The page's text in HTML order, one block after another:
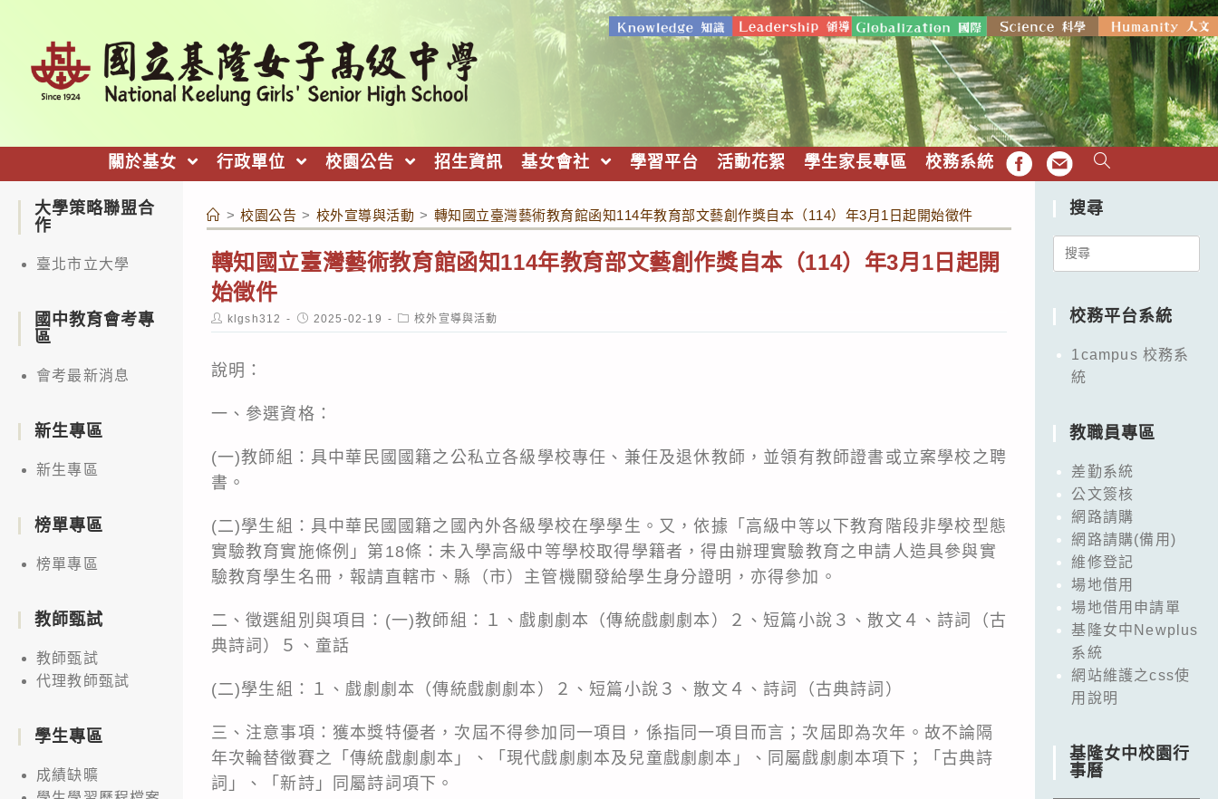
關於基女 行政單位 校園公告 招生資訊 基女會社 學習平台 活動花絮 學生家長專區 校務系統 FB EMAIL
> 校園公告 > 校外宣導與活動 > 轉知國立臺灣藝術教育館函知114年教育部文藝創作獎自本（114）年3月1日起開始徵件
轉知國立臺灣藝術教育館函知114年教育部文藝創作獎自本（114）年3月1日起開
始徵件
Post
author:
klgsh312
Post
published:
2025-02-19
Post
category:
校外宣導與活動
說明：
一、參選資格：
(一)教師組：具中華民國國籍之公私立各級學校專任、兼任及退休教師，並領有教師證書或立案學校之聘
書。
(二)學生組：具中華民國國籍之國內外各級學校在學學生。又，依據「高級中等以下教育階段非學校型態
實驗教育實施條例」第18條：未入學高級中等學校取得學籍者，得由辦理實驗教育之申請人造具參與實
驗教育學生名冊，報請直轄市、縣（市）主管機關發給學生身分證明，亦得參加。
二、徵選組別與項目：(一)教師組：１、戲劇劇本（傳統戲劇劇本）２、短篇小說３、散文４、詩詞（古
典詩詞）５、童話
(二)學生組：１、戲劇劇本（傳統戲劇劇本）２、短篇小說３、散文４、詩詞（古典詩詞）
三、注意事項：獲本獎特優者，次屆不得參加同一項目，係指同一項目而言；次屆即為次年。故不論隔
年次輪替徵賽之「傳統戲劇劇本」、「現代戲劇劇本及兒童戲劇劇本」、同屬戲劇劇本項下；「古典詩
詞」、「新詩」同屬詩詞項下。
大學策略聯盟合
作
臺北市立大學
國中教育會考專
區
會考最新消息
新生專區
新生專區
榜單專區
榜單專區
教師甄試
教師甄試
代理教師甄試
學生專區
成績缺曠
搜尋
Search
校務平台系統
1campus 校務系
統
教職員專區
差勤系統
公文簽核
網路請購
網路請購(備用)
維修登記
場地借用
場地借用申請單
基隆女中Newplus
系統
網站維護之css使
用說明
基隆女中校園行
事曆